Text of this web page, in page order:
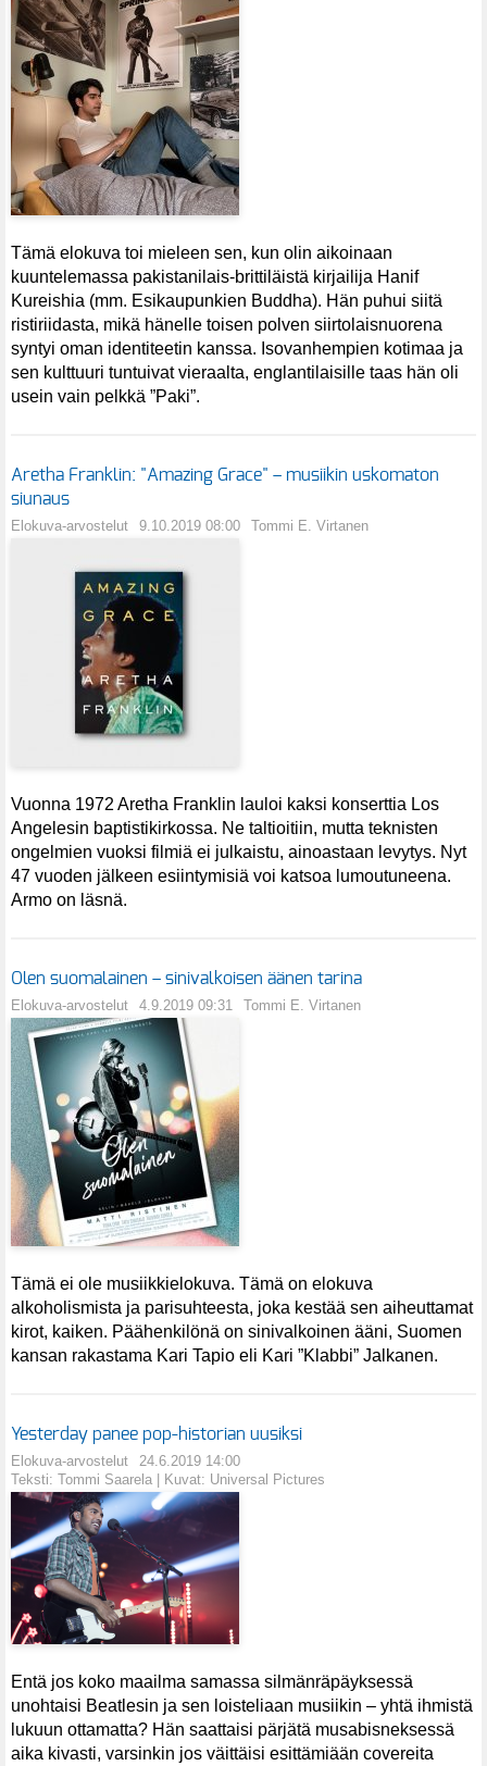
Tämä elokuva toi mieleen sen, kun olin aikoinaan
kuuntelemassa pakistanilais-brittiläistä kirjailija Hanif
Kureishia (mm. Esikaupunkien Buddha). Hän puhui siitä
ristiriidasta, mikä hänelle toisen polven siirtolaisnuorena
syntyi oman identiteetin kanssa. Isovanhempien kotimaa ja
sen kulttuuri tuntuivat vieraalta, englantilaisille taas hän oli
usein vain pelkkä ”Paki”.
Aretha Franklin: "Amazing Grace" – musiikin uskomaton
siunaus
Elokuva-arvostelut 9.10.2019 08:00 Tommi E. Virtanen
Vuonna 1972 Aretha Franklin lauloi kaksi konserttia Los
Angelesin baptistikirkossa. Ne taltioitiin, mutta teknisten
ongelmien vuoksi filmiä ei julkaistu, ainoastaan levytys. Nyt
47 vuoden jälkeen esiintymisiä voi katsoa lumoutuneena.
Armo on läsnä.
Olen suomalainen – sinivalkoisen äänen tarina
Elokuva-arvostelut 4.9.2019 09:31 Tommi E. Virtanen
Tämä ei ole musiikkielokuva. Tämä on elokuva
alkoholismista ja parisuhteesta, joka kestää sen aiheuttamat
kirot, kaiken. Päähenkilönä on sinivalkoinen ääni, Suomen
kansan rakastama Kari Tapio eli Kari ”Klabbi” Jalkanen.
Yesterday panee pop-historian uusiksi
Elokuva-arvostelut
24.6.2019 14:00
Teksti: Tommi Saarela | Kuvat: Universal Pictures
Entä jos koko maailma samassa silmänräpäyksessä
unohtaisi Beatlesin ja sen loisteliaan musiikin – yhtä ihmistä
lukuun ottamatta? Hän saattaisi pärjätä musabisneksessä
aika kivasti, varsinkin jos väittäisi esittämiään covereita